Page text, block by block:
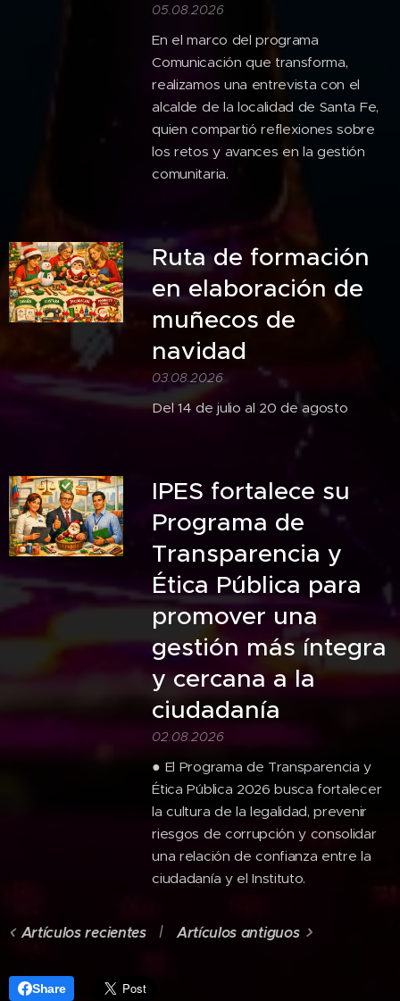
05.08.2026
En el marco del programa
Comunicación que transforma,
realizamos una entrevista con el
alcalde de la localidad de Santa Fe,
quien compartió reflexiones sobre
los retos y avances en la gestión
comunitaria.
Ruta de formación
en elaboración de
muñecos de
navidad
03.08.2026
Del 14 de julio al 20 de agosto
IPES fortalece su
Programa de
Transparencia y
Ética Pública para
promover una
gestión más íntegra
y cercana a la
ciudadanía
02.08.2026
● El Programa de Transparencia y
Ética Pública 2026 busca fortalecer
la cultura de la legalidad, prevenir
riesgos de corrupción y consolidar
una relación de confianza entre la
ciudadanía y el Instituto.
Artículos recientes Artículos antiguos
Share